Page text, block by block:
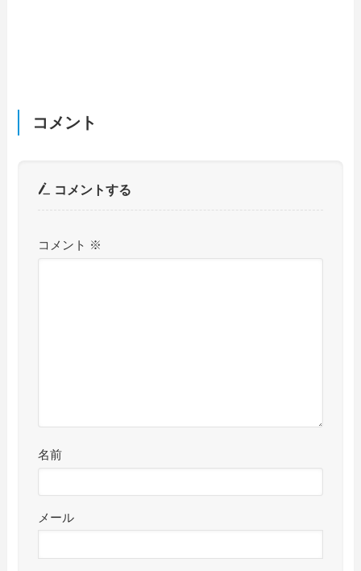
コメント
コメントする
コメント ※
名前
メール